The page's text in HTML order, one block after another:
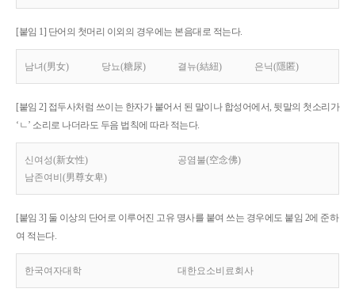
[붙임 1] 단어의 첫머리 이외의 경우에는 본음대로 적는다.
남녀(男女) 당뇨(糖尿) 결뉴(結紐) 은닉(隱匿)
[붙임 2] 접두사처럼 쓰이는 한자가 붙어서 된 말이나 합성어에서, 뒷말의 첫소리가
‘ㄴ’ 소리로 나더라도 두음 법칙에 따라 적는다.
신여성(新女性)
공염불(空念佛)
남존여비(男尊女卑)
[붙임 3] 둘 이상의 단어로 이루어진 고유 명사를 붙여 쓰는 경우에도 붙임 2에 준하
여 적는다.
한국여자대학 대한요소비료회사